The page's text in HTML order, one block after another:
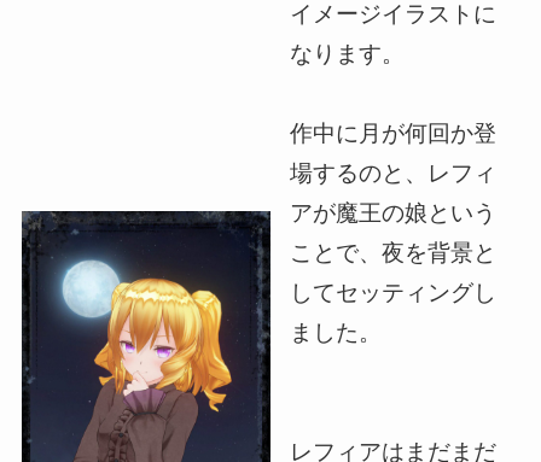
イメージイラストに
なります。
作中に月が何回か登
場するのと、レフィ
アが魔王の娘という
ことで、夜を背景と
してセッティングし
ました。
レフィアはまだまだ